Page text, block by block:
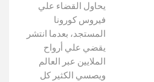
يحاول القضاء علي
فيروس كورونا
المستجد، بعدما انتشر
يقضي علي أرواح
الملايين عبر العالم
ويصسي الكثير كل